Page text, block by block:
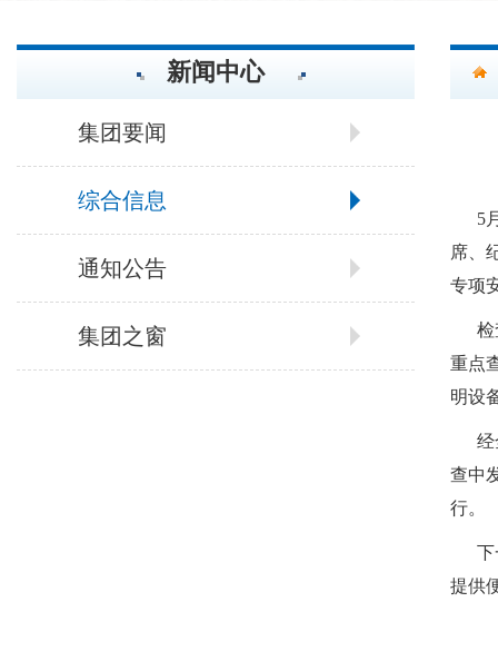
新闻中心
集团要闻
综合信息
通知公告
集团之窗
5
席、
专项
重点
明设
经
查中
行。
下
提供